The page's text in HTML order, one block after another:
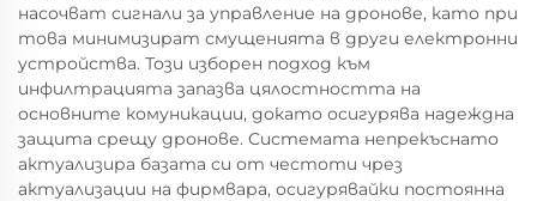
насочват сигнали за управление на дронове, като при
това минимизират смущенията в други електронни
устройства. Този изборен подход към
инфилтрацията запазва цялостността на
основните комуникации, докато осигурява надеждна
защита срещу дронове. Системата непрекъснато
актуализира базата си от честоти чрез
актуализации на фирмвара, осигурявайки постоянна